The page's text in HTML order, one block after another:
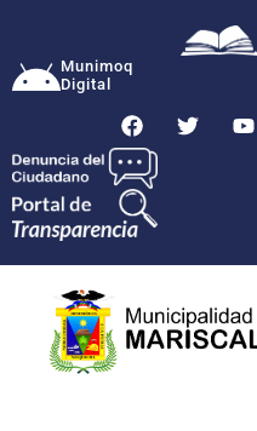
Munimoq
Digital